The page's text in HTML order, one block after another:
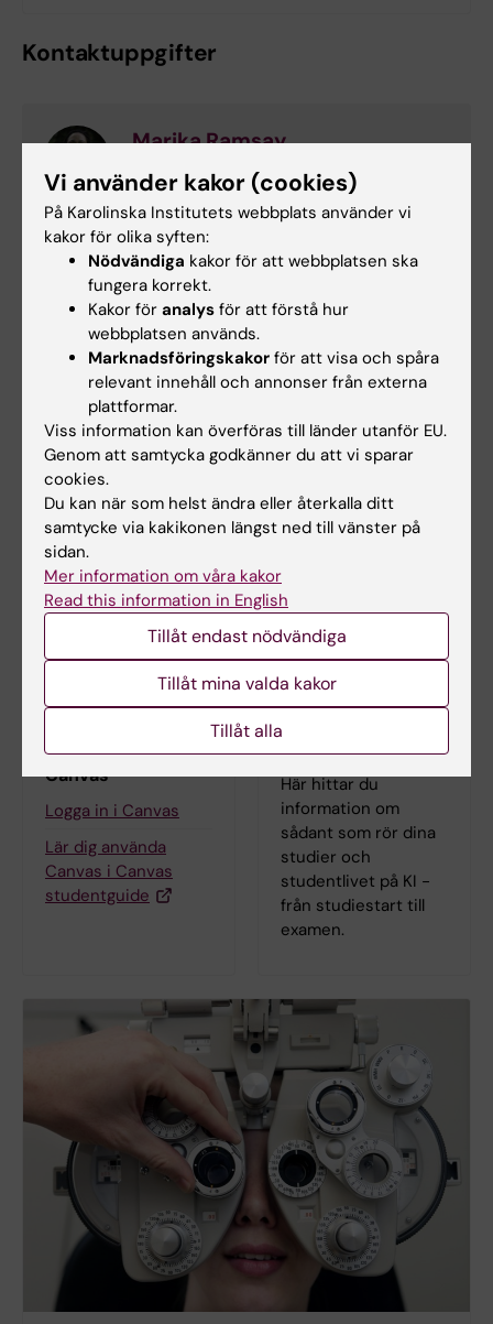
Kontaktuppgifter
Marika Ramsay
Examinator och kursansvarig
Telefon:
+46852482530
E-post:
marika.wahlberg.ramsay@ki.se
Jaana Johansson
Administratör
Telefon:
+46852482529
E-post:
jaana.johansson@ki.se
Lärplattformen
Canvas
Logga in i Canvas
Lär dig använda
Canvas i Canvas
studentguide
Student på KI
Här hittar du
information om
sådant som rör dina
studier och
studentlivet på KI -
från studiestart till
examen.
Vi använder kakor (cookies)
På Karolinska Institutets webbplats använder vi
kakor för olika syften:
Nödvändiga kakor för att webbplatsen ska
fungera korrekt.
Kakor för analys för att förstå hur
webbplatsen används.
Marknadsföringskakor för att visa och spåra
relevant innehåll och annonser från externa
plattformar.
Viss information kan överföras till länder utanför EU.
Genom att samtycka godkänner du att vi sparar
cookies.
Du kan när som helst ändra eller återkalla ditt
samtycke via kakikonen längst ned till vänster på
sidan.
Mer information om våra kakor
Read this information in English
Tillåt endast nödvändiga
Tillåt mina valda kakor
Tillåt alla